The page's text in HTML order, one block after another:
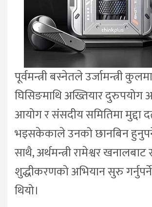
पूर्वमन्त्री बस्नेतले उर्जामन्त्री
घिसिङमाथि अख्तियार दुरुपयोग
आयोग र संसदीय समितिमा मुद्दा
भइसकेकाले उनको छानबिन
साथै, अर्थमन्त्री रामेश्वर खनालबाट
शुद्धीकरणको अभियान सुरु
थियो।